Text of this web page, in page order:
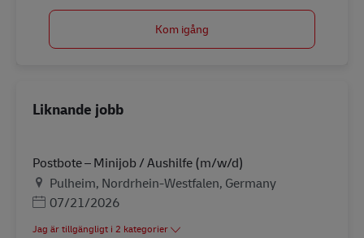
Kom igång
Liknande jobb
Postbote – Minijob / Aushilfe (m/w/d)
PlatsPulheim, Nordrhein-Westfalen, Germany
Posted Date
07/21/2026
Jag är tillgängligt i 2 kategorier